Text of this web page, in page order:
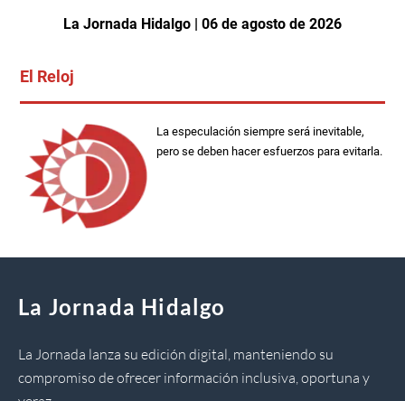
La Jornada Hidalgo | 06 de agosto de 2026
El Reloj
La especulación siempre será inevitable,
pero se deben hacer esfuerzos para evitarla.
La Jornada Hidalgo
La Jornada lanza su edición digital, manteniendo su
compromiso de ofrecer información inclusiva, oportuna y